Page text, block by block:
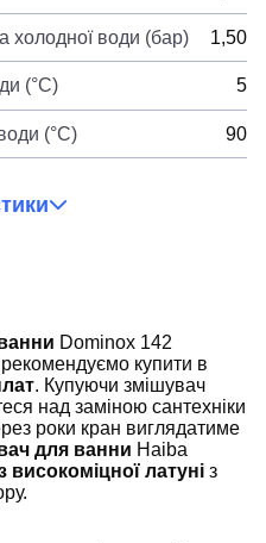
холодної води (бар) 1,50
(°C) 5
(°C) 90
Dominox 142
купити в
. Купуючи змішувач
над заміною сантехніки
роки кран виглядатиме
для ванни Haiba
високоміцної латуні з